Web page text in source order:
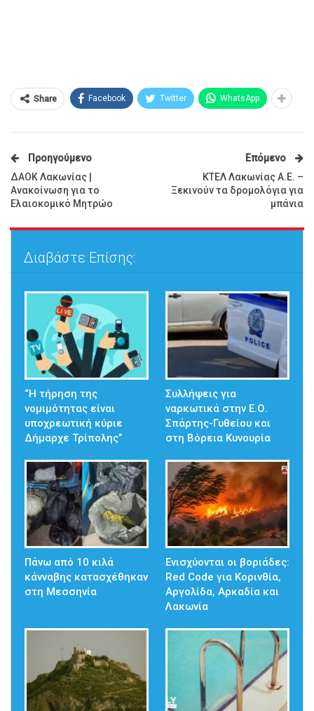
Share Facebook Twitter WhatsApp
Προηγούμενο
ΔΑΟΚ Λακωνίας |
Ανακοίνωση για το
Ελαιοκομικό Μητρώο
Επόμενο
ΚΤΕΛ Λακωνίας Α.Ε. –
Ξεκινούν τα δρομολόγια για
μπάνια
Διαβάστε Επίσης:
“Η τήρηση της
νομιμότητας είναι
υποχρεωτική κύριε
Δήμαρχε Τρίπολης”
Συλλήψεις για
ναρκωτικά στην Ε.Ο.
Σπάρτης-Γυθείου και
στη Βόρεια Κυνουρία
Πάνω από 10 κιλά
κάνναβης κατασχέθηκαν
στη Μεσσηνία
Ενισχύονται οι βοριάδες:
Red Code για Κορινθία,
Αργολίδα, Αρκαδία και
Λακωνία